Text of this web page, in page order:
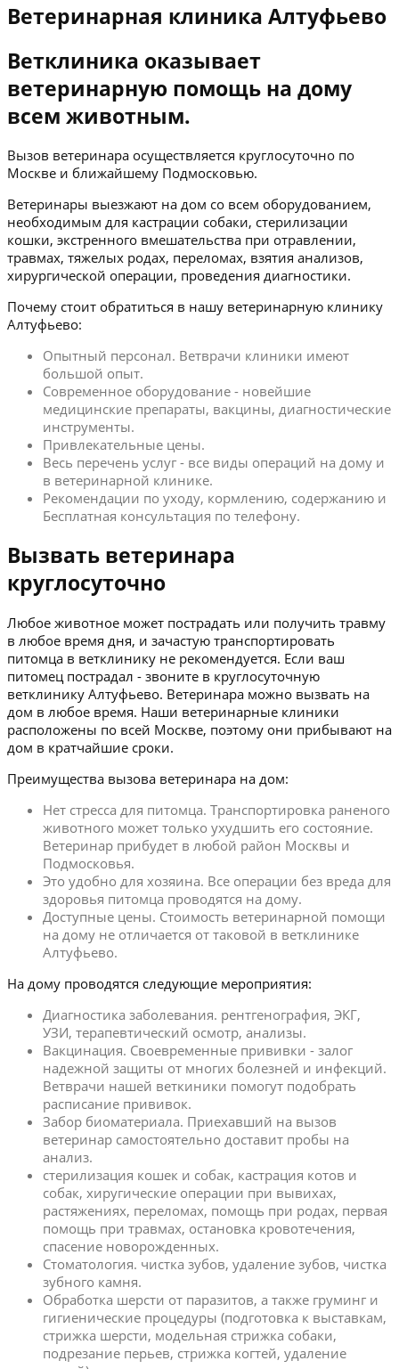
Ветеринарная клиника Алтуфьево
Ветклиника оказывает
ветеринарную помощь на дому
всем животным.
Вызов ветеринара осуществляется круглосуточно по
Москве и ближайшему Подмосковью.
Ветеринары выезжают на дом со всем оборудованием,
необходимым для кастрации собаки, стерилизации
кошки, экстренного вмешательства при отравлении,
травмах, тяжелых родах, переломах, взятия анализов,
хирургической операции, проведения диагностики.
Почему стоит обратиться в нашу ветеринарную клинику
Алтуфьево:
Опытный персонал. Ветврачи клиники имеют
большой опыт.
Современное оборудование - новейшие
медицинские препараты, вакцины, диагностические
инструменты.
Привлекательные цены.
Весь перечень услуг - все виды операций на дому и
в ветеринарной клинике.
Рекомендации по уходу, кормлению, содержанию и
Бесплатная консультация по телефону.
Вызвать ветеринара
круглосуточно
Любое животное может пострадать или получить травму
в любое время дня, и зачастую транспортировать
питомца в ветклинику не рекомендуется. Если ваш
питомец пострадал - звоните в круглосуточную
ветклинику Алтуфьево. Ветеринара можно вызвать на
дом в любое время. Наши ветеринарные клиники
расположены по всей Москве, поэтому они прибывают на
дом в кратчайшие сроки.
Преимущества вызова ветеринара на дом:
Нет стресса для питомца. Транспортировка раненого
животного может только ухудшить его состояние.
Ветеринар прибудет в любой район Москвы и
Подмосковья.
Это удобно для хозяина. Все операции без вреда для
здоровья питомца проводятся на дому.
Доступные цены. Стоимость ветеринарной помощи
на дому не отличается от таковой в ветклинике
Алтуфьево.
На дому проводятся следующие мероприятия:
Диагностика заболевания. рентгенография, ЭКГ,
УЗИ, терапевтический осмотр, анализы.
Вакцинация. Своевременные прививки - залог
надежной защиты от многих болезней и инфекций.
Ветврачи нашей веткиники помогут подобрать
расписание прививок.
Забор биоматериала. Приехавший на вызов
ветеринар самостоятельно доставит пробы на
анализ.
стерилизация кошек и собак, кастрация котов и
собак, хиругические операции при вывихах,
растяжениях, переломах, помощь при родах, первая
помощь при травмах, остановка кровотечения,
спасение новорожденных.
Стоматология. чистка зубов, удаление зубов, чистка
зубного камня.
Обработка шерсти от паразитов, а также груминг и
гигиенические процедуры (подготовка к выставкам,
стрижка шерсти, модельная стрижка собаки,
подрезание перьев, стрижка когтей, удаление